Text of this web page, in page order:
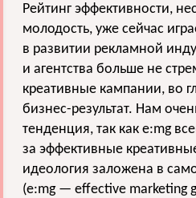
Рейтинг эффективности,
молодость, уже сейчас
в развитии рекламной
и агентства больше не
креативные кампании, во
бизнес-результат. Нам
тенденция, так как e:mg
за эффективные
идеология заложена в
(e:mg — effective marketing